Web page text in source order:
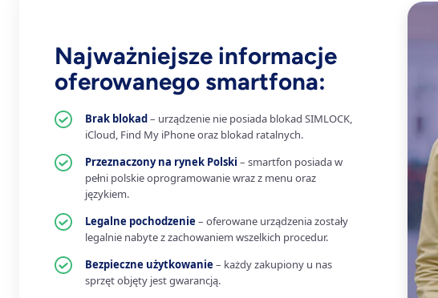
Najważniejsze informacje
oferowanego smartfona:
Brak blokad– urządzenie nie posiada blokad SIMLOCK,
iCloud, Find My iPhone oraz blokad ratalnych.
Przeznaczony na rynek Polski – smartfon posiada w
pełni polskie oprogramowanie wraz z menu oraz
językiem.
Legalne pochodzenie– oferowane urządzenia zostały
legalnie nabyte z zachowaniem wszelkich procedur.
Bezpieczne użytkowanie– każdy zakupiony u nas
sprzęt objęty jest gwarancją.